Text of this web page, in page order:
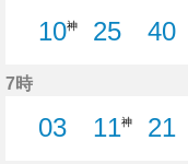
10神
25
40
7時
03
11神
21